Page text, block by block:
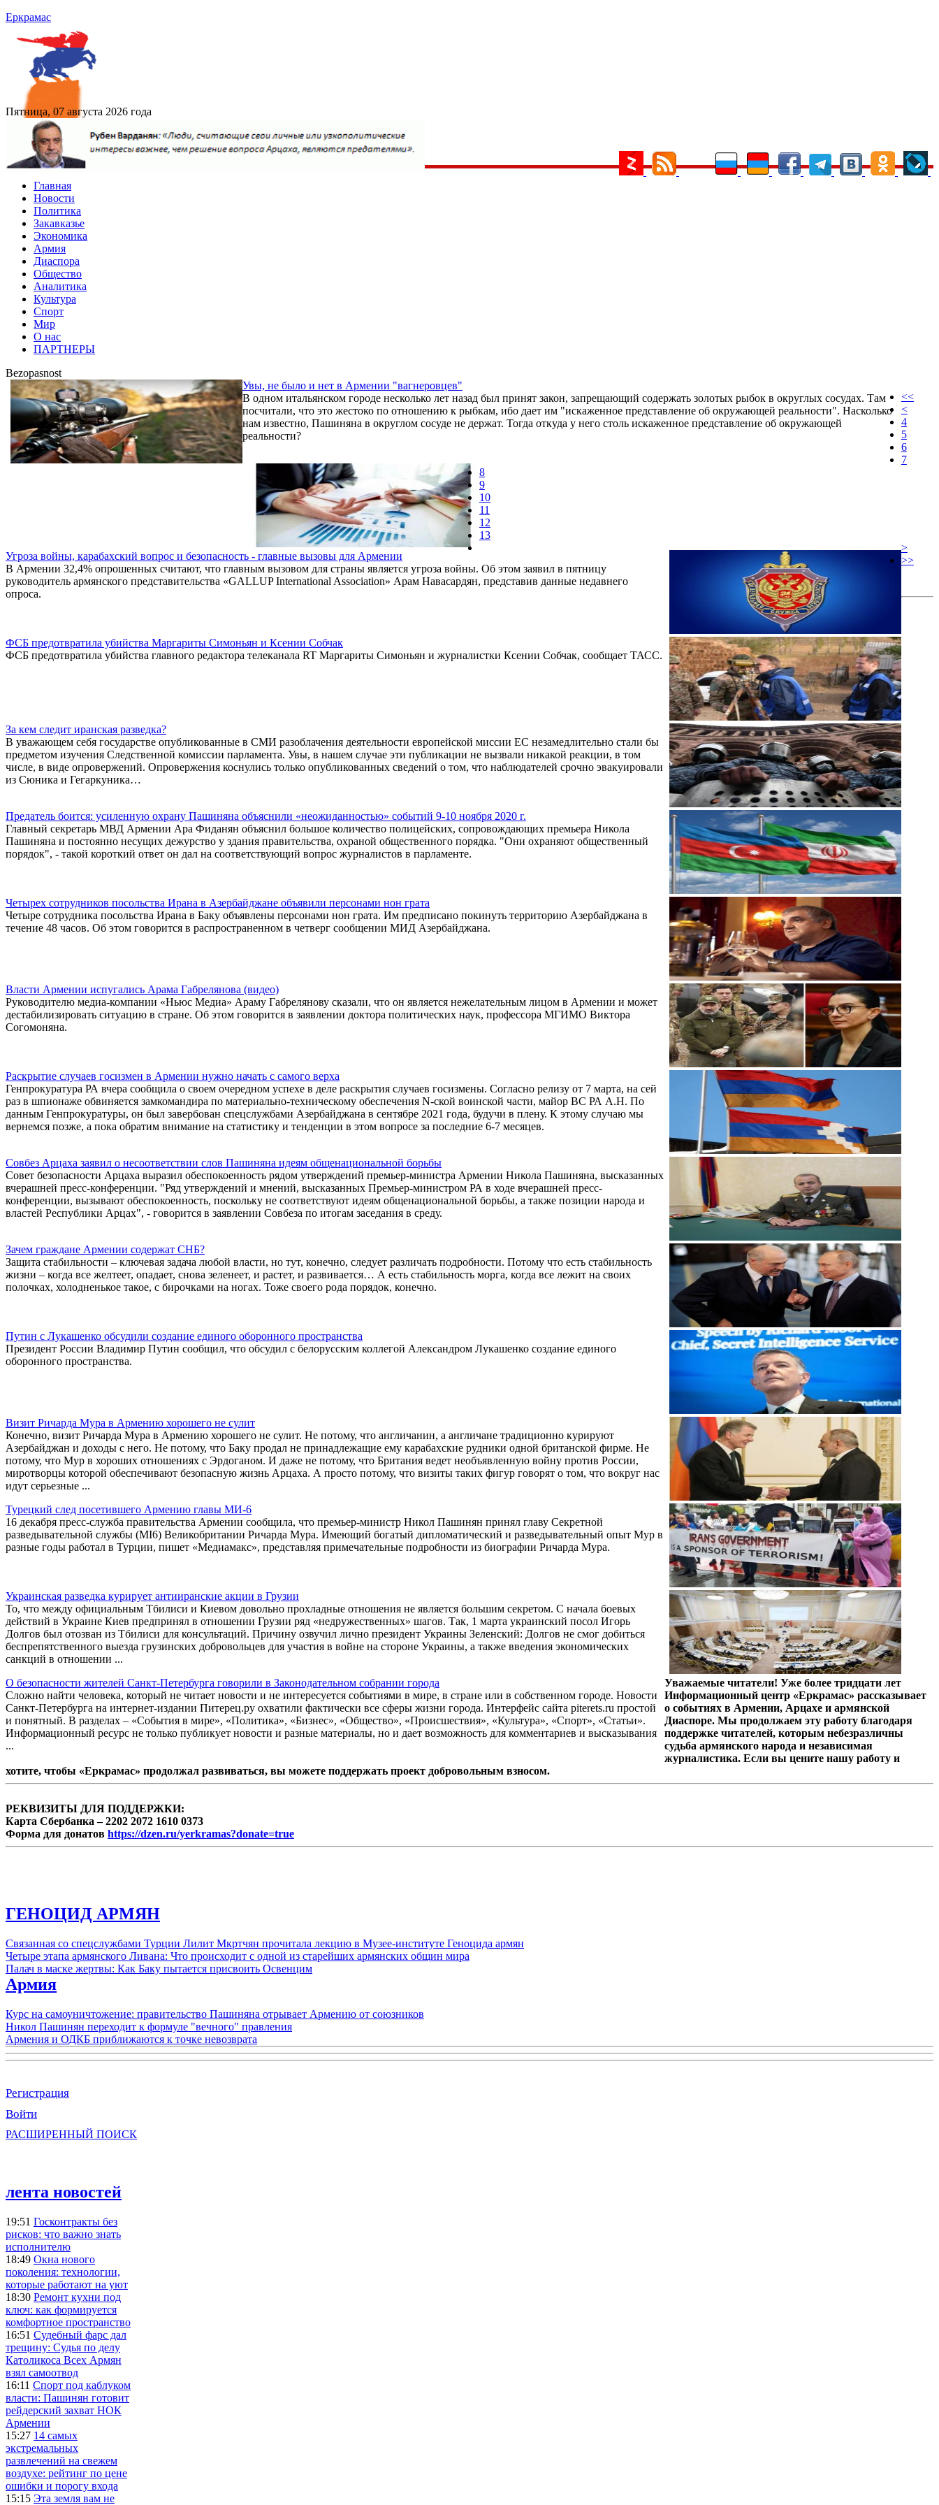
Еркрамас
Пятница, 07 августа 2026 года
Главная
Новости
Политика
Закавказье
Экономика
Армия
Диаспора
Общество
Аналитика
Культура
Спорт
Мир
О нас
ПАРТНЕРЫ
Bezopasnost
Увы, не было и нет в Армении "вагнеровцев"
В одном итальянском городе несколько лет назад был принят закон, запрещающий содержать золотых рыбок в округлых сосудах. Там
посчитали, что это жестоко по отношению к рыбкам, ибо дает им "искаженное представление об окружающей реальности". Насколько
нам известно, Пашиняна в округлом сосуде не держат. Тогда откуда у него столь искаженное представление об окружающей
реальности?
Угроза войны, карабахский вопрос и безопасность - главные вызовы для Армении
В Армении 32,4% опрошенных считают, что главным вызовом для страны является угроза войны. Об этом заявил в пятницу
руководитель армянского представительства «GALLUP International Association» Арам Навасардян, представив данные недавнего
опроса.
ФСБ предотвратила убийства Маргариты Симоньян и Ксении Собчак
ФСБ предотвратила убийства главного редактора телеканала RT Маргариты Симоньян и журналистки Ксении Собчак, сообщает ТАСС.
За кем следит иранская разведка?
В уважающем себя государстве опубликованные в СМИ разоблачения деятельности европейской миссии ЕС незамедлительно стали бы
предметом изучения Следственной комиссии парламента. Увы, в нашем случае эти публикации не вызвали никакой реакции, в том
числе, в виде опровержений. Опровержения коснулись только опубликованных сведений о том, что наблюдателей срочно эвакуировали
из Сюника и Гегаркуника…
Предатель боится: усиленную охрану Пашиняна объяснили «неожиданностью» событий 9-10 ноября 2020 г.
Главный секретарь МВД Армении Ара Фиданян объяснил большое количество полицейских, сопровождающих премьера Никола
Пашиняна и постоянно несущих дежурство у здания правительства, охраной общественного порядка. "Они охраняют общественный
порядок", - такой короткий ответ он дал на соответствующий вопрос журналистов в парламенте.
Четырех сотрудников посольства Ирана в Азербайджане объявили персонами нон грата
Четыре сотрудника посольства Ирана в Баку объявлены персонами нон грата. Им предписано покинуть территорию Азербайджана в
течение 48 часов. Об этом говорится в распространенном в четверг сообщении МИД Азербайджана.
Власти Армении испугались Арама Габрелянова (видео)
Руководителю медиа-компании «Ньюс Медиа» Араму Габрелянову сказали, что он является нежелательным лицом в Армении и может
дестабилизировать ситуацию в стране. Об этом говорится в заявлении доктора политических наук, профессора МГИМО Виктора
Согомоняна.
Раскрытие случаев госизмен в Армении нужно начать с самого верха
Генпрокуратура РА вчера сообщила о своем очередном успехе в деле раскрытия случаев госизмены. Согласно релизу от 7 марта, на сей
раз в шпионаже обвиняется замкомандира по материально-техническому обеспечения N-ской воинской части, майор ВС РА А.Н. По
данным Генпрокуратуры, он был завербован спецслужбами Азербайджана в сентябре 2021 года, будучи в плену. К этому случаю мы
вернемся позже, а пока обратим внимание на статистику и тенденции в этом вопросе за последние 6-7 месяцев.
Совбез Арцахa заявил о несоответствии слов Пашиняна идеям общенациональной борьбы
Совет безопасности Арцаха выразил обеспокоенность рядом утверждений премьер-министра Армении Никола Пашиняна, высказанных
вчерашней пресс-конференции. "Ряд утверждений и мнений, высказанных Премьер-министром РА в ходе вчерашней пресс-
конференции, вызывают обеспокоенность, поскольку не соответствуют идеям общенациональной борьбы, а также позиции народа и
властей Республики Арцах", - говорится в заявлении Совбеза по итогам заседания в среду.
Зачем граждане Армении содержат СНБ?
Защита стабильности – ключевая задача любой власти, но тут, конечно, следует различать подробности. Потому что есть стабильность
жизни – когда все желтеет, опадает, снова зеленеет, и растет, и развивается… А есть стабильность морга, когда все лежит на своих
полочках, холодненькое такое, с бирочками на ногах. Тоже своего рода порядок, конечно.
Путин с Лукашенко обсудили создание единого оборонного пространства
Президент России Владимир Путин сообщил, что обсудил с белорусским коллегой Александром Лукашенко создание единого
оборонного пространства.
Визит Ричарда Мура в Армению хорошего не сулит
Конечно, визит Ричарда Мура в Армению хорошего не сулит. Не потому, что англичанин, а англичане традиционно курируют
Азербайджан и доходы с него. Не потому, что Баку продал не принадлежащие ему карабахские рудники одной британской фирме. Не
потому, что Мур в хороших отношениях с Эрдоганом. И даже не потому, что Британия ведет необъявленную войну против России,
миротворцы которой обеспечивают безопасную жизнь Арцаха. А просто потому, что визиты таких фигур говорят о том, что вокруг нас
идут серьезные ...
Турецкий след посетившего Армению главы МИ-6
16 декабря пресс-служба правительства Армении сообщила, что премьер-министр Никол Пашинян принял главу Секретной
разведывательной службы (MI6) Великобритании Ричарда Мура. Имеющий богатый дипломатический и разведывательный опыт Мур в
разные годы работал в Турции, пишет «Медиамакс», представляя примечательные подробности из биографии Ричарда Мура.
Украинская разведка курирует антииранские акции в Грузии
То, что между официальным Тбилиси и Киевом довольно прохладные отношения не является большим секретом. С начала боевых
действий в Украине Киев предпринял в отношении Грузии ряд «недружественных» шагов. Так, 1 марта украинский посол Игорь
Долгов был отозван из Тбилиси для консультаций. Причину озвучил лично президент Украины Зеленский: Долгов не смог добиться
беспрепятственного выезда грузинских добровольцев для участия в войне на стороне Украины, а также введения экономических
санкций в отношении ...
О безопасности жителей Санкт-Петербурга говорили в Законодательном собрании города
Сложно найти человека, который не читает новости и не интересуется событиями в мире, в стране или в собственном городе. Новости
Санкт-Петербурга на интернет-издании Питерец.ру охватили фактически все сферы жизни города. Интерфейс сайта piterets.ru простой
и понятный. В разделах – «События в мире», «Политика», «Бизнес», «Общество», «Происшествия», «Культура», «Спорт», «Статьи».
Информационный ресурс не только публикует новости и разные материалы, но и дает возможность для комментариев и высказывания
...
<<
<
4
5
6
7
8
9
10
11
12
13
>
>>
Уважаемые читатели! Уже более тридцати лет
Информационный центр «Еркрамас» рассказывает
о событиях в Армении, Арцахе и армянской
Диаспоре. Мы продолжаем эту работу благодаря
поддержке читателей, которым небезразличны
судьба армянского народа и независимая
журналистика. Если вы цените нашу работу и
хотите, чтобы «Еркрамас» продолжал развиваться, вы можете поддержать проект добровольным взносом.
РЕКВИЗИТЫ ДЛЯ ПОДДЕРЖКИ:
Карта Сбербанка – 2202 2072 1610 0373
Форма для донатов https://dzen.ru/yerkramas?donate=true
ГЕНОЦИД АРМЯН
Связанная со спецслужбами Турции Лилит Мкртчян прочитала лекцию в Музее-институте Геноцида армян
Четыре этапа армянского Ливана: Что происходит с одной из старейших армянских общин мира
Палач в маске жертвы: Как Баку пытается присвоить Освенцим
Армия
Курс на самоуничтожение: правительство Пашиняна отрывает Армению от союзников
Никол Пашинян переходит к формуле "вечного" правления
Армения и ОДКБ приближаются к точке невозврата
Регистрация
Войти
РАСШИРЕННЫЙ ПОИСК
лента новостей
19:51 Госконтракты без
рисков: что важно знать
исполнителю
18:49 Окна нового
поколения: технологии,
которые работают на уют
18:30 Ремонт кухни под
ключ: как формируется
комфортное пространство
16:51 Судебный фарс дал
трещину: Судья по делу
Католикоса Всех Армян
взял самоотвод
16:11 Спорт под каблуком
власти: Пашинян готовит
рейдерский захват НОК
Армении
15:27 14 самых
экстремальных
развлечений на свежем
воздухе: рейтинг по цене
ошибки и порогу входа
15:15 Эта земля вам не